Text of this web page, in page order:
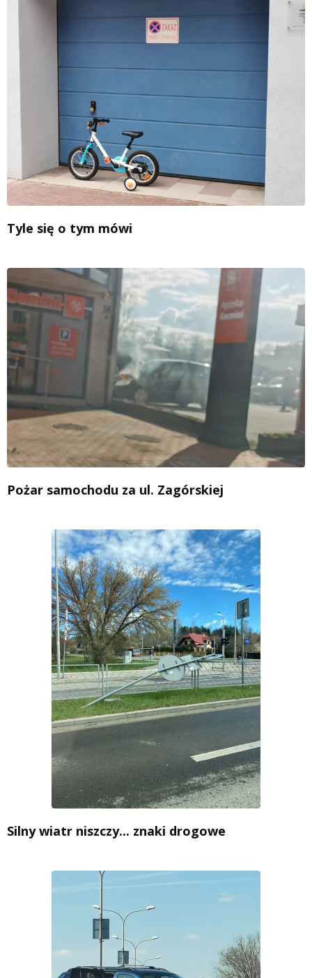
Tyle się o tym mówi
Pożar samochodu za ul. Zagórskiej
Silny wiatr niszczy... znaki drogowe